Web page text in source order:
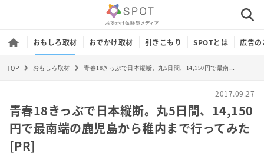
おもしろ取材 おでかけ取材 引きこもり SPOTとは 広告
TOP おもしろ取材
2017.09.27
青春18きっぷで日本縦断。丸5日間、14,150
円で最南端の鹿児島から稚内まで行ってみた
[PR]